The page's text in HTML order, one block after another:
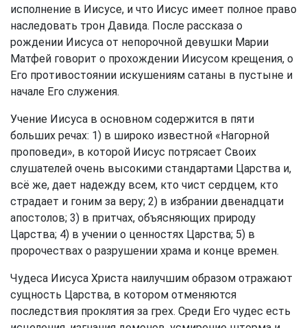
исполнение в Иисусе, и что Иисус имеет полное право
наследовать трон Давида. После рассказа о
рождении Иисуса от непорочной девушки Марии
Матфей говорит о прохождении Иисусом крещения, о
Его противостоянии искушениям сатаны в пустыне и
начале Его служения.
Учение Иисуса в основном содержится в пяти
больших речах: 1) в широко известной «Нагорной
проповеди», в которой Иисус потрясает Своих
слушателей очень высокими стандартами Царства и,
всё же, дает надежду всем, кто чист сердцем, кто
страдает и гоним за веру; 2) в избрании двенадцати
апостолов; 3) в притчах, объясняющих природу
Царства; 4) в учении о ценностях Царства; 5) в
пророчествах о разрушении храма и конце времен.
Чудеса Иисуса Христа наилучшим образом отражают
сущность Царства, в котором отменяются
последствия проклятия за грех. Среди Его чудес есть